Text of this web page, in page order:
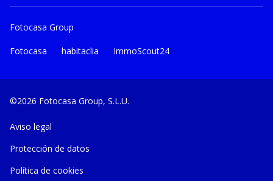
Fotocasa Group
Fotocasa habitaclia ImmoScout24
©2026 Fotocasa Group, S.L.U.
Aviso legal
Protección de datos
Política de cookies